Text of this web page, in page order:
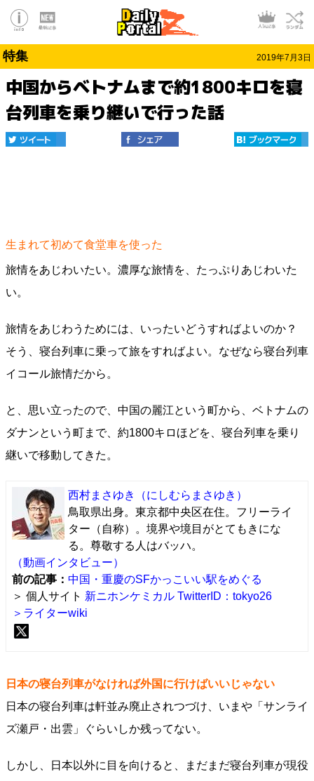
特集 2019年7月3日
中国からベトナムまで約1800キロを寝
台列車を乗り継いで行った話
生まれて初めて食堂車を使った
旅情をあじわいたい。濃厚な旅情を、たっぷりあじわいた
い。
旅情をあじわうためには、いったいどうすればよいのか？
そう、寝台列車に乗って旅をすればよい。なぜなら寝台列車
イコール旅情だから。
と、思い立ったので、中国の麗江という町から、ベトナムの
ダナンという町まで、約1800キロほどを、寝台列車を乗り
継いで移動してきた。
西村まさゆき
（にしむらまさゆき）
鳥取県出身。東京都中央区在住。フリーライ
ター（自称）。境界や境目がとてもきにな
る。尊敬する人はバッハ。
（動画インタビュー）
前の記事： 中国・重慶のSFかっこいい駅をめぐる
＞ 個人サイト 新ニホンケミカル TwitterID：tokyo26
＞ライターwiki
日本の寝台列車がなければ外国に行けばいいじゃない
日本の寝台列車は軒並み廃止されつづけ、いまや「サンライ
ズ瀬戸・出雲」ぐらいしか残ってない。
しかし、日本以外に目を向けると、まだまだ寝台列車が現役